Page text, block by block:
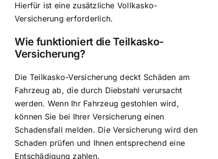
Hierfür ist eine zusätzliche Vollkasko-
Versicherung erforderlich.
Wie funktioniert die Teilkasko-
Versicherung?
Die Teilkasko-Versicherung deckt Schäden am
Fahrzeug ab, die durch Diebstahl verursacht
werden. Wenn Ihr Fahrzeug gestohlen wird,
können Sie bei Ihrer Versicherung einen
Schadensfall melden. Die Versicherung wird den
Schaden prüfen und Ihnen entsprechend eine
Entschädigung zahlen.